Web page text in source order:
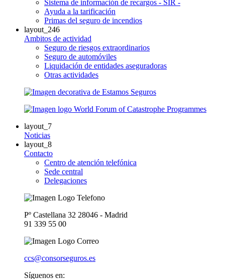
Sistema de información de recargos - SIR -
Ayuda a la tarificación
Primas del seguro de incendios
layout_246
Ambitos de actividad
Seguro de riesgos extraordinarios
Seguro de automóviles
Liquidación de entidades aseguradoras
Otras actividades
layout_7
Noticias
layout_8
Contacto
Centro de atención telefónica
Sede central
Delegaciones
Pº Castellana 32 28046 - Madrid
91 339 55 00
ccs@consorseguros.es
Síguenos en: